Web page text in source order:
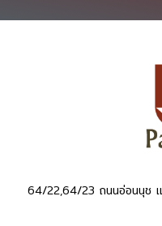
64/22,64/23 ถนนอ่อนนุช แ